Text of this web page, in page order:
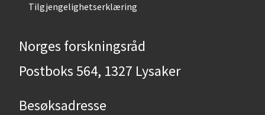
Tilgjengelighetserklæring
Norges forskningsråd
Postboks 564, 1327 Lysaker
Besøksadresse